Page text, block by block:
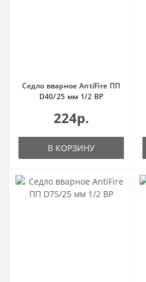
Седло вварное AntiFire ПП
D40/25 мм 1/2 ВР
224р.
В КОРЗИНУ